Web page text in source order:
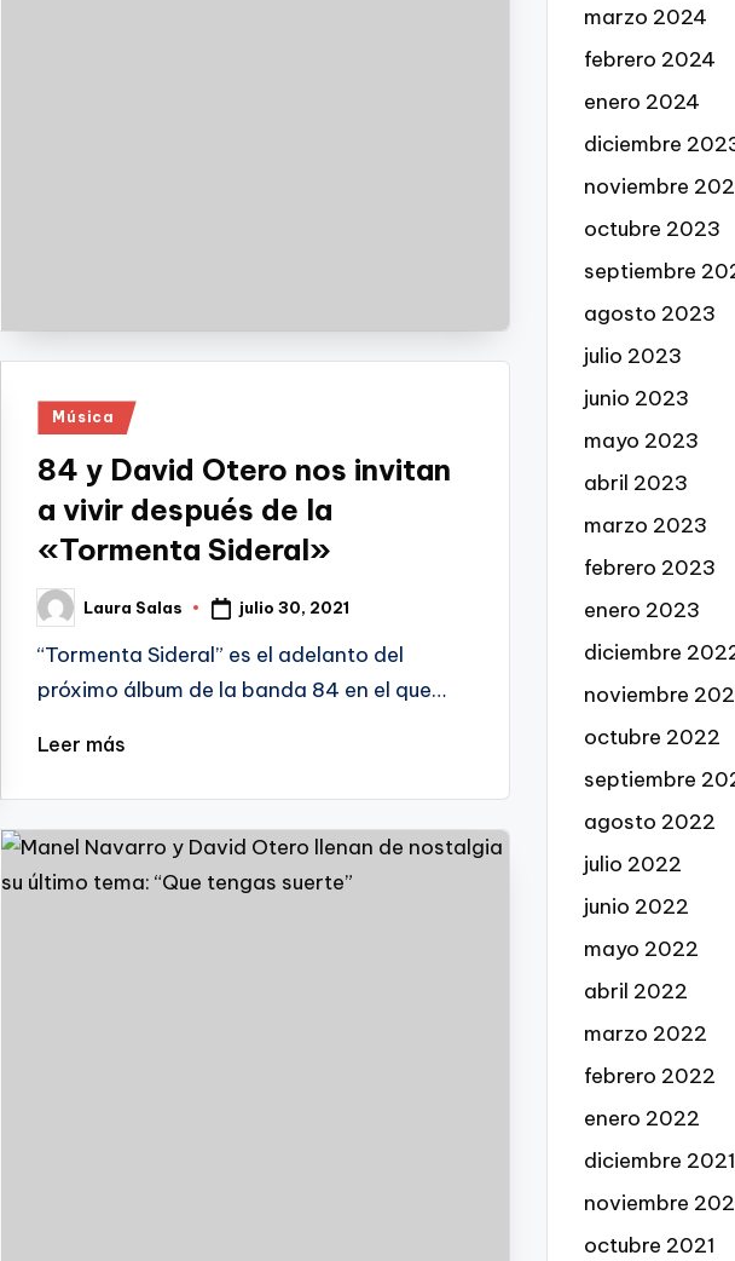
Publicado
Música
84 y David Otero nos invitan
a vivir después de la
«Tormenta Sideral»
Publicado
por
Laura Salas julio 30, 2021
“Tormenta Sideral” es el adelanto del
próximo álbum de la banda 84 en el que…
Leer más
marzo 2024
febrero 2024
enero 2024
diciembre
noviembre
octubre 2023
septiembre
agosto 2023
julio 2023
junio 2023
mayo 2023
abril 2023
marzo 2023
febrero 2023
enero 2023
diciembre
noviembre
octubre 2022
septiembre
agosto 2022
julio 2022
junio 2022
mayo 2022
abril 2022
marzo 2022
febrero 2022
enero 2022
diciembre 2021
noviembre
octubre 2021